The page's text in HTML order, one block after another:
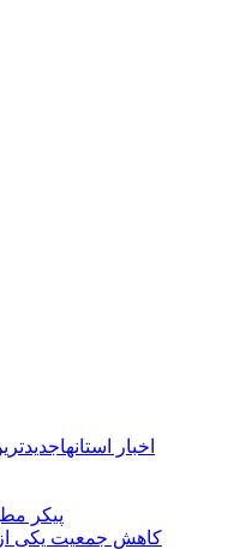
اخبار استانها
پیکر
کاهش جمعیت یکی